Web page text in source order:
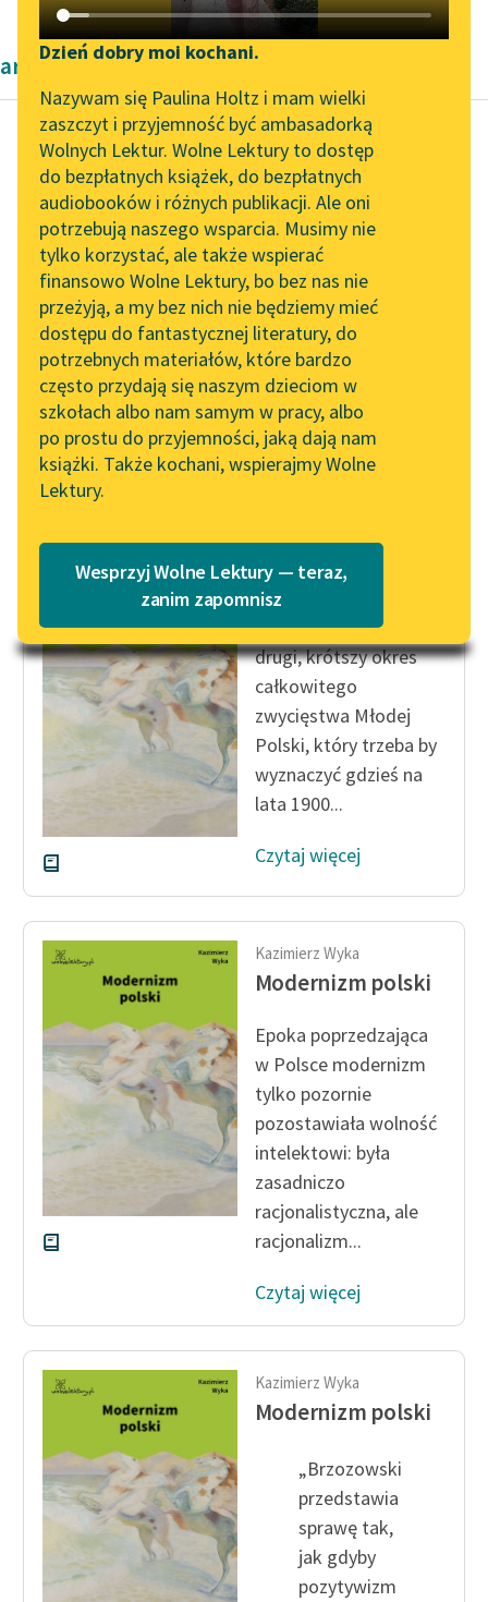
Katalog DAISY
Podkasty o książkach
Zgłoś brak utworu
Aktualności
„Prokurator Alicja Horn”
do słuchania
Byliśmy częścią AI Impact
Lab
Zapraszamy na spotkanie
online z tłumaczkami
literatury skandynawskiej
Spotkanie z Katarzyną
Tunkiel w Oslo
102. lata temu zmarł
Joseph Conrad
Lektury szkolne i klasyka
literatury do słuchania dla
uczennic i uczniów z
niepełnosprawnościami
E-kolekcja lektur
szkolnych i literatury do
słuchania dla uczennic i
uczniów z
niepełnosprawnościami
Feministyczne inspiracje.
Popularyzacja
skandynawskiej literatury
feministycznej
Ręce pełne poezji
Kolekcje edukacyjne
twórców przechodzących
do domeny publicznej,
lektur szkolnych oraz
Starego Testamentu
Odkurzamy bohaterów
Lektur
Narzędzia
Mapa Wolnych Lektur
Leśmianator
Przewodnik dla piszących i
czytających
API
OAI-PMH
Widget Wolnych Lektur
Przypisy
Katalog w formacie PDF
O projekcie
Zasady wykorzystania
Wolnych Lektur
Logotypy
Dzień dobry moi kochani.
Nazywam się Paulina Holtz i mam wielki
zaszczyt i przyjemność być ambasadorką
Wolnych Lektur. Wolne Lektury to dostęp
do bezpłatnych książek, do bezpłatnych
audiobooków i różnych publikacji. Ale oni
potrzebują naszego wsparcia. Musimy nie
tylko korzystać, ale także wspierać
finansowo Wolne Lektury, bo bez nas nie
przeżyją, a my bez nich nie będziemy mieć
dostępu do fantastycznej literatury, do
potrzebnych materiałów, które bardzo
często przydają się naszym dzieciom w
szkołach albo nam samym w pracy, albo
po prostu do przyjemności, jaką dają nam
książki. Także kochani, wspierajmy Wolne
Lektury.
Wesprzyj Wolne Lektury — teraz,
zanim zapomnisz
artykuły naukowe Kazimierza Wyki
Kazimierz Wyka
Modernizm polski
Zresztą praktycyzm,
czasem przygłuszony,
czasem śmiało
występujący, dążenie
do uszczuplania
autonomii sztuki na
rzecz tendencyjności...
Kazimierz Wyka
Modernizm polski
drugi, krótszy okres
całkowitego
zwycięstwa Młodej
Polski, który trzeba by
wyznaczyć gdzieś na
lata 1900...
Czytaj więcej
Kazimierz Wyka
Modernizm polski
Epoka poprzedzająca
w Polsce modernizm
tylko pozornie
pozostawiała wolność
intelektowi: była
zasadniczo
racjonalistyczna, ale
racjonalizm...
Czytaj więcej
Kazimierz Wyka
Modernizm polski
„Brzozowski
przedstawia
sprawę tak,
jak gdyby
pozytywizm